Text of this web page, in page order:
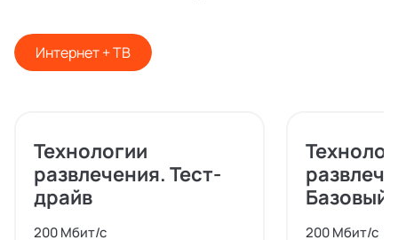
Интернет + ТВ
Технологии
развлечения. Тест-
драйв
200 Мбит/с
Базовый
200 Мбит/с